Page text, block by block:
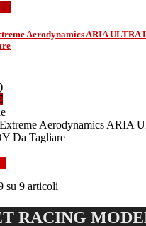
€
Aerodynamics ARIA
Aerodynamics ARIA
Da Tagliare
su 9 articoli